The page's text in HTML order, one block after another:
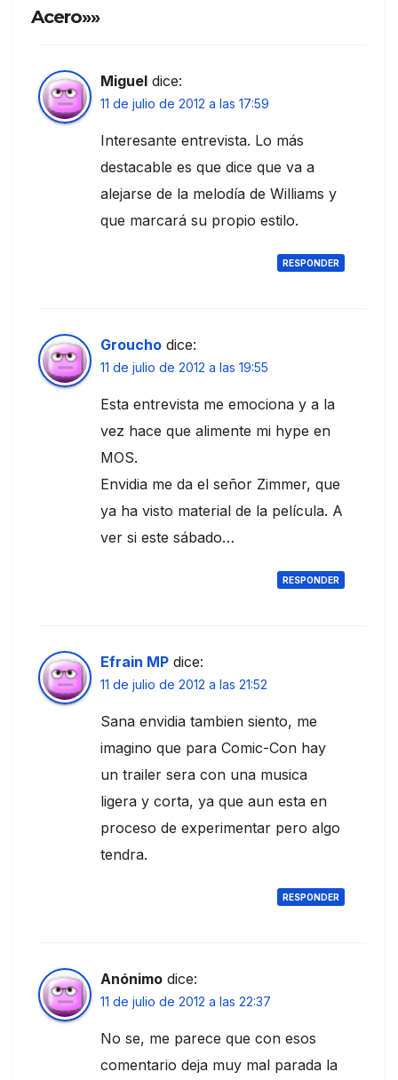
Acero»»
Miguel dice:
11 de julio de 2012 a las 17:59
Interesante entrevista. Lo más
destacable es que dice que va a
alejarse de la melodía de Williams y
que marcará su propio estilo.
RESPONDER
Groucho dice:
11 de julio de 2012 a las 19:55
Esta entrevista me emociona y a la
vez hace que alimente mi hype en
MOS.
Envidia me da el señor Zimmer, que
ya ha visto material de la película. A
ver si este sábado…
RESPONDER
Efrain MP dice:
11 de julio de 2012 a las 21:52
Sana envidia tambien siento, me
imagino que para Comic-Con hay
un trailer sera con una musica
ligera y corta, ya que aun esta en
proceso de experimentar pero algo
tendra.
RESPONDER
Anónimo dice:
11 de julio de 2012 a las 22:37
No se, me parece que con esos
comentario deja muy mal parada la